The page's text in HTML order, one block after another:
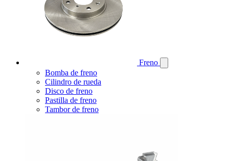
Freno
Bomba de freno
Cilindro de rueda
Disco de freno
Pastilla de freno
Tambor de freno